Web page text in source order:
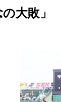
の大敗